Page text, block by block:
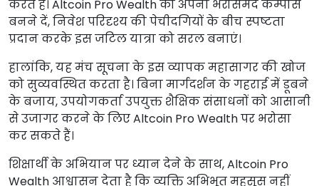
करते हैं। Altcoin Pro Wealth को अपना भरोसेमंद कम्पास
बनने दें, निवेश परिदृश्य की पेचीदगियों के बीच स्पष्टता
प्रदान करके इस जटिल यात्रा को सरल बनाएं।
हालांकि, यह मंच सूचना के इस व्यापक महासागर की खोज
को सुव्यवस्थित करता है। बिना मार्गदर्शन के गहराई में डूबने
के बजाय, उपयोगकर्ता उपयुक्त शैक्षिक संसाधनों को आसानी
से उजागर करने के लिए Altcoin Pro Wealth पर भरोसा
कर सकते हैं।
शिक्षार्थी के अभियान पर ध्यान देने के साथ, Altcoin Pro
Wealth आश्वासन देता है कि व्यक्ति अभिभूत महसूस नहीं